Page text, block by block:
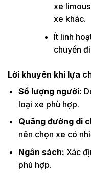
xe
xe khác.
Ít linh
chuyến
Lời khuyên khi lựa
Số lượng người:
loại xe phù hợp.
Quãng đường di
nên chọn xe có
Ngân sách: Xác
phù hợp.